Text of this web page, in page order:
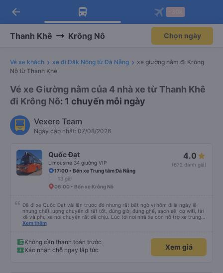
Tải app Vexere ngay!
Nhận ưu đãi thành viên độc
Mở app
Tải app Vexere
-30k/ghế khi đặt vé máy bay qua
Mở app
arrow_back
Thanh Khê Krông Nô Chọn ngày
Vé xe khách xe đi Đăk Nông từ Đà Nẵng
xe giường nằm đi Krông
Nô từ Thanh Khê
Vé xe Giường nằm của 4 nhà xe từ Thanh Khê
đi Krông Nô: 1 chuyến mỗi ngày
Vexere Team
Ngày cập nhật: 07/08/2026
Quốc Đạt
Limousine 34 giường VIP
4.0
(672 đánh giá)
17:00 • Bến xe Trung tâm Đà Nẵng
13 giờ
06:00 • Bến xe Krông Nô
Đã đi xe Quốc Đạt vài lần trước đó nhưng rất bất ngờ vì hôm đi là ngày lễ
nhưng chất lượng chuyến đi rất tốt, đúng giờ, đúng ghế, sạch sẽ, có wifi, tài
xế và phụ xe nói chuyện rất dễ chịu. Lúc tới nơi nhà xe còn hỗ trợ xe trung
chuyển tới tận nhà. 10đ cho nhà xe, hy vọng nhà xe duy trì được chất lượng
Xem thêm
Không cần thanh toán trước
Xác nhận chỗ ngay lập tức
Xem giá